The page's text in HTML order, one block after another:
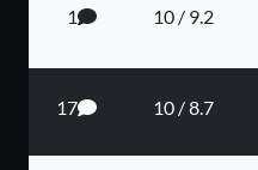
9.2 / 10
1
8.7 / 10
17